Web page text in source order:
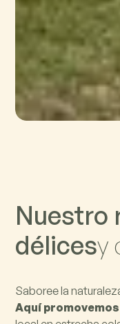
Nuestro
délicesy
Saboree la
Aquí